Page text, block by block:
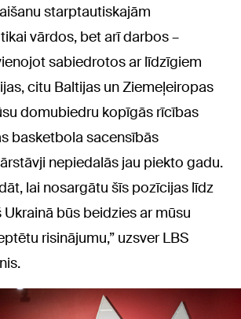
starptautiskajām
vārdos, bet arī darbos –
sabiedrotos ar līdzīgiem
citu Baltijas un Ziemeļeiropas
domubiedru kopīgās rīcības
basketbola sacensībās
nepiedalās jau piekto gadu.
lai nosargātu šīs pozīcijas līdz
būs beidzies ar mūsu
risinājumu,” uzsver LBS